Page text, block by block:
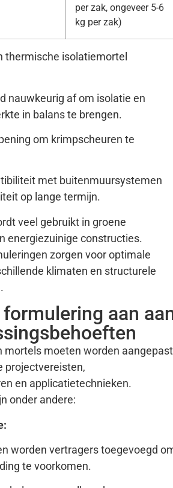
per zak, ongeveer 5-6
kg per zak)
thermische isolatiemortel
nauwkeurig af om isolatie en
in balans te brengen.
om krimpscheuren te
met buitenmuursystemen
op lange termijn.
veel gebruikt in groene
energiezuinige constructies.
zorgen voor optimale
klimaten en structurele
formulering aan
mortels moeten worden aangepast
projectvereisten,
en applicatietechnieken.
onder andere:
worden vertragers toegevoegd
te voorkomen.